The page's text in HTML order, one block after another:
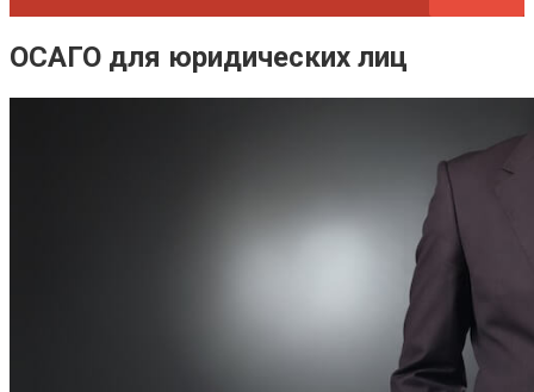
ОСАГО для юридических лиц